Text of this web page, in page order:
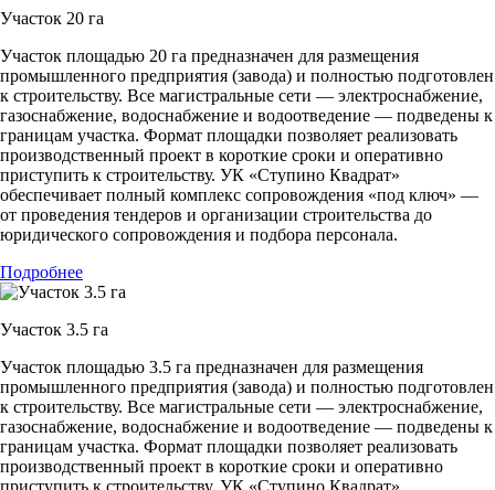
Участок 20 га
Участок площадью 20 га предназначен для размещения
промышленного предприятия (завода) и полностью подготовлен
к строительству. Все магистральные сети — электроснабжение,
газоснабжение, водоснабжение и водоотведение — подведены к
границам участка. Формат площадки позволяет реализовать
производственный проект в короткие сроки и оперативно
приступить к строительству. УК «Ступино Квадрат»
обеспечивает полный комплекс сопровождения «под ключ» —
от проведения тендеров и организации строительства до
юридического сопровождения и подбора персонала.
Подробнее
Участок 3.5 га
Участок площадью 3.5 га предназначен для размещения
промышленного предприятия (завода) и полностью подготовлен
к строительству. Все магистральные сети — электроснабжение,
газоснабжение, водоснабжение и водоотведение — подведены к
границам участка. Формат площадки позволяет реализовать
производственный проект в короткие сроки и оперативно
приступить к строительству. УК «Ступино Квадрат»